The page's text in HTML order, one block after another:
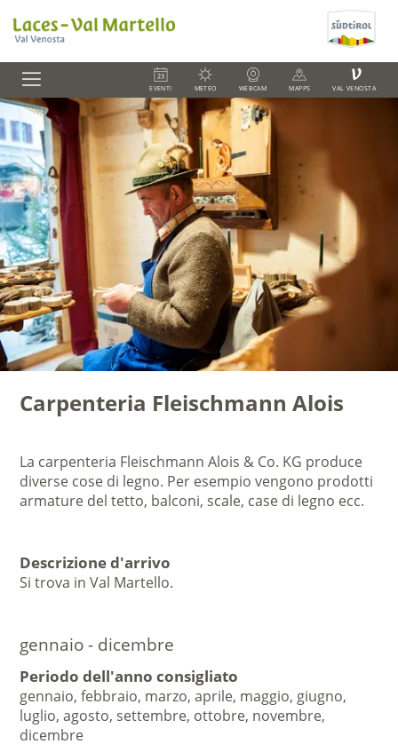
EVENTI METEO WEBCAM MAPPS
V
VAL VENOSTA
Carpenteria Fleischmann Alois
La carpenteria Fleischmann Alois & Co. KG produce
diverse cose di legno. Per esempio vengono prodotti
armature del tetto, balconi, scale, case di legno ecc.
Descrizione d'arrivo
Si trova in Val Martello.
gennaio - dicembre
Periodo dell'anno consigliato
gennaio, febbraio, marzo, aprile, maggio, giugno,
luglio, agosto, settembre, ottobre, novembre,
dicembre